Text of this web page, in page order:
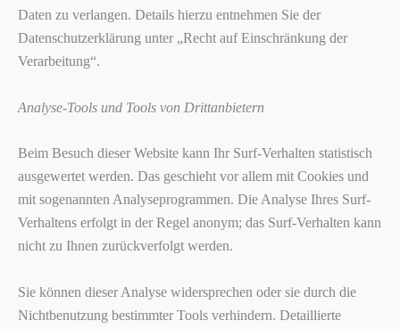
Daten zu verlangen. Details hierzu entnehmen Sie der
Datenschutzerklärung unter „Recht auf Einschränkung der
Verarbeitung“.
Analyse-Tools und Tools von Drittanbietern
Beim Besuch dieser Website kann Ihr Surf-Verhalten statistisch
ausgewertet werden. Das geschieht vor allem mit Cookies und
mit sogenannten Analyseprogrammen. Die Analyse Ihres Surf-
Verhaltens erfolgt in der Regel anonym; das Surf-Verhalten kann
nicht zu Ihnen zurückverfolgt werden.
Sie können dieser Analyse widersprechen oder sie durch die
Nichtbenutzung bestimmter Tools verhindern. Detaillierte